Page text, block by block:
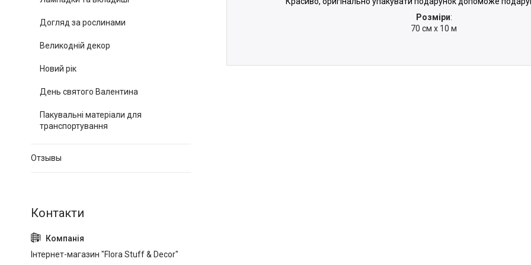
Розміри:
70 см х 10 м
Догляд за рослинами
Великодній декор
Новий рік
День святого Валентина
Пакувальні матеріали для
транспортування
Отзывы
Інтернет-магазин "Flora Stuff & Decor"